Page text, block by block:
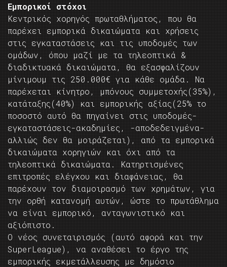
Εμπορικοί στόχοι
Κεντρικός χορηγός πρωταθλήματος, που θα
παρέχει εμπορικά δικαιώματα και χρήσεις
στις εγκαταστάσεις και τις υποδομές των
ομάδων, όπου μαζί με τα τηλεοπτικά &
διαδικτυακά δικαιώματα, θα εξασφαλίζουν
μίνιμουμ τις 250.000€ για κάθε ομάδα. Να
παρέχεται κίνητρο, μπόνους συμμετοχής(35%),
κατάταξης(40%) και εμπορικής αξίας(25% το
ποσοστό αυτό θα πηγαίνει στις υποδομές-
εγκαταστάσεις-ακαδημίες, -αποδεδειγμένα-
αλλιώς δεν θα μοιράζεται), από τα εμπορικά
δικαιώματα χορηγιών και όχι από τα
τηλεοπτικά δικαιώματα. Κατηρτισμένες
επιτροπές ελέγχου και διαφάνειας, θα
παρέχουν τον διαμοιρασμό των χρημάτων, για
την ορθή κατανομή αυτών, ώστε το πρωτάθλημα
να είναι εμπορικό, ανταγωνιστικό και
αξιόπιστο.
Ο νέος συνεταιρισμός (αυτό αφορά και την
SuperLeague), να αναθέσει το έργο της
εμπορικής εκμετάλλευσης με δημόσιο